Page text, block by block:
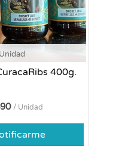
Unidad
400g.
/ Unidad